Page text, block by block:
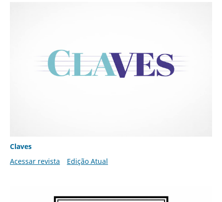
Claves
Acessar revista
Edição Atual